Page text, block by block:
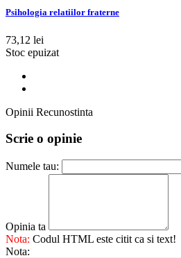
Psihologia relatiilor fraterne
73,12 lei
Stoc epuizat
Opinii Recunostinta
Scrie o opinie
Numele tau:
Opinia ta
Nota: Codul HTML este citit ca si text!
Nota: